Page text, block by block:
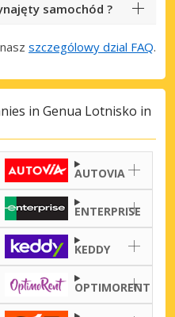
samochód ?
szczególowy dzial FAQ.
in Genua Lotnisko in
AUTOVIA
ENTERPRISE
KEDDY
OPTIMORENT